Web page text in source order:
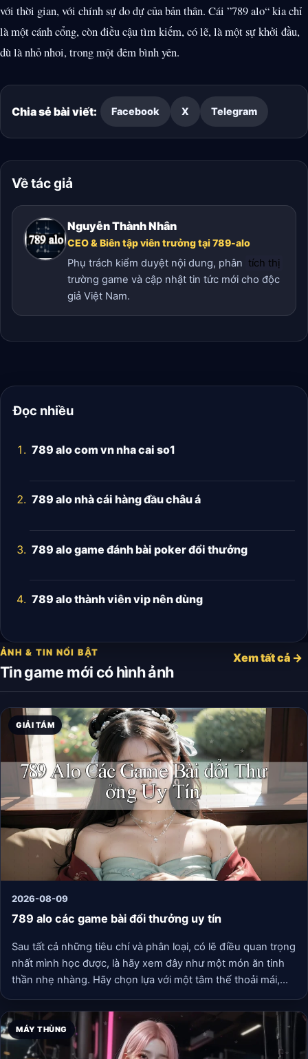
với thời gian, với chính sự do dự của bản thân. Cái ”789 alo“ kia chỉ
là một cánh cổng, còn điều cậu tìm kiếm, có lẽ, là một sự khởi đầu,
dù là nhỏ nhoi, trong một đêm bình yên.
Chia sẻ bài viết: Facebook X Telegram
Về tác giả
Nguyễn Thành Nhân
CEO & Biên tập viên trưởng tại 789-alo
Phụ trách kiểm duyệt nội dung, phân tích thị
trường game và cập nhật tin tức mới cho độc
giả Việt Nam.
Đọc nhiều
789 alo com vn nha cai so1
789 alo nhà cái hàng đầu châu á
789 alo game đánh bài poker đổi thưởng
789 alo thành viên vip nên dùng
ẢNH & TIN NỔI BẬT
Tin game mới có hình ảnh
Xem tất cả →
GIẢI TÁM
2026-08-09
789 alo các game bài đổi thưởng uy tín
Sau tất cả những tiêu chí và phân loại, có lẽ điều quan trọng
nhất mình học được, là hãy xem đây như một món ăn tinh
thần nhẹ nhàng. Hãy chọn lựa với một tâm thế thoải mái,
đặt giới hạn cho bản thân về thời gian và tài chính (nếu có),
và đừng quên rằng ngoài kia còn biết bao điều thú vị khác
của cuộc sống. Có những ngày mình chỉ chơi mươi phút
cho khuây khỏa, cũng có những buổi tối hội ngộ bạn bè
MÁY THÙNG